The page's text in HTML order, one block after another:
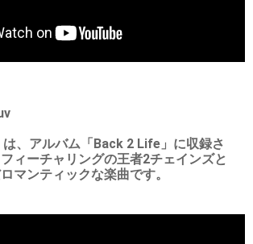
は、アルバム「Back 2 Life」に収録さ
ィーチャリングの王者2チェインズと
マンティックな楽曲です。